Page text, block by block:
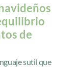
de
sutil que